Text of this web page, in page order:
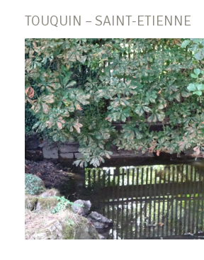
TOUQUIN – SAINT-ETIENNE